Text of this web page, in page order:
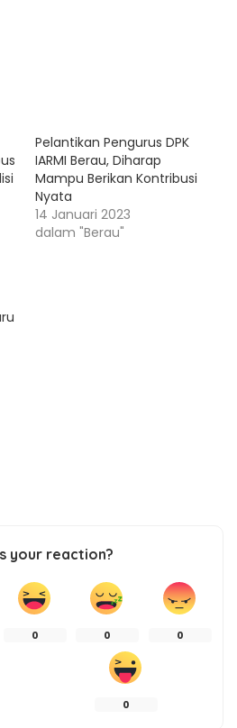
Pelantikan Pengurus DPK
IARMI Berau, Diharap
Mampu Berikan Kontribusi
Nyata
14 Januari 2023
dalam "Berau"
your reaction?
0 0 0
0